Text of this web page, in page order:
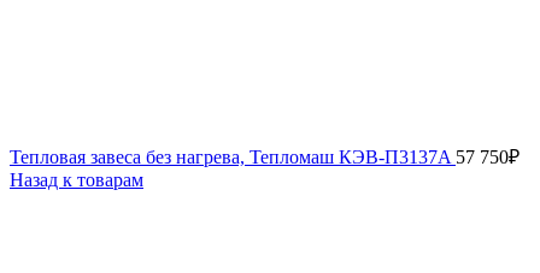
Тепловая завеса без нагрева, Тепломаш КЭВ-П3137A 57 750₽
Назад к товарам